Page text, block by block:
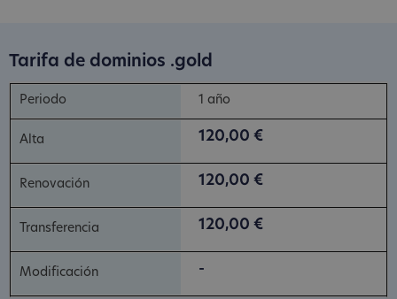
Tarifa de dominios .gold
1 año
120,00 €
120,00 €
120,00 €
-